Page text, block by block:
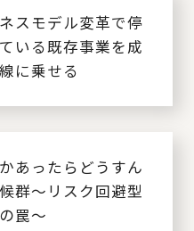
スモデル変革で停
いる既存事業を成
に乗せる
あったらどうすん
群～リスク回避型
罠～